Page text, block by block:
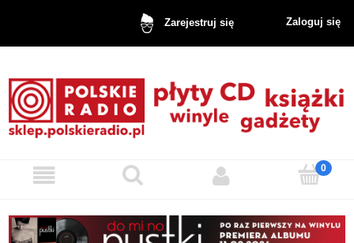
Zarejestruj się Zaloguj się